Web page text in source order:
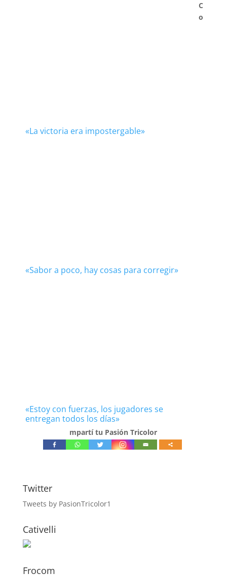
«La victoria era impostergable»
«Sabor a poco, hay cosas para corregir»
«Estoy con fuerzas, los jugadores se
entregan todos los días»
C
o
mpartí tu Pasión Tricolor
Twitter
Tweets by PasionTricolor1
Cativelli
Frocom